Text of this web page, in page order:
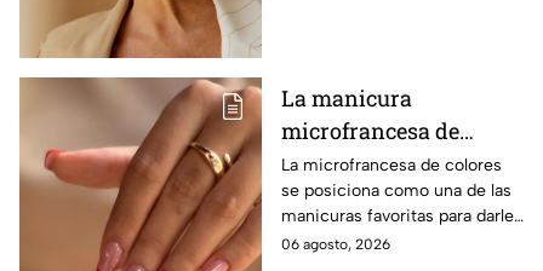
La manicura
microfrancesa de
colores que es
tendencia
La microfrancesa de colores
se posiciona como una de las
manicuras favoritas para darle
un toque divertido, delicado y
06 agosto, 2026